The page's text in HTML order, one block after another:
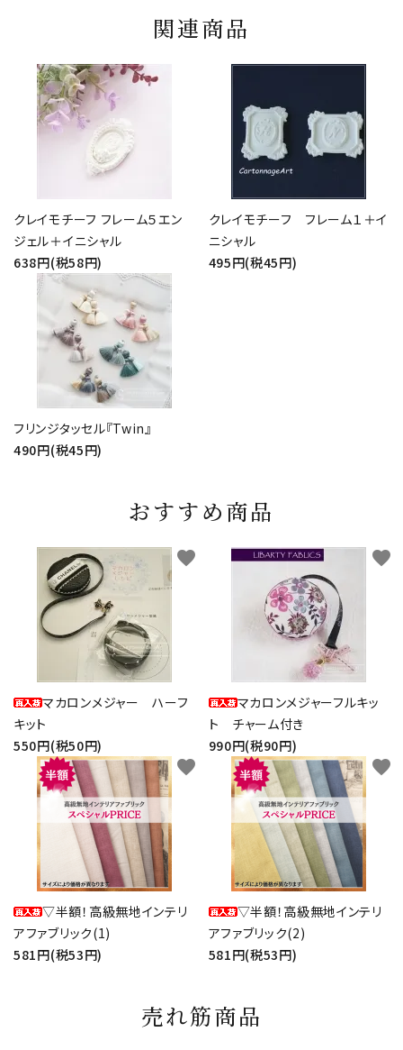
関連商品
クレイモチーフ フレーム５エン
ジェル＋イニシャル
638円(税58円)
クレイモチーフ フレーム１＋イ
ニシャル
495円(税45円)
フリンジタッセル『Twin』
490円(税45円)
おすすめ商品
マカロンメジャー ハーフ
キット
550円(税50円)
favorite
マカロンメジャーフルキッ
ト チャーム付き
990円(税90円)
favorite
▽半額！高級無地インテリ
アファブリック(1)
581円(税53円)
favorite
▽半額！高級無地インテリ
アファブリック(2)
581円(税53円)
favorite
売れ筋商品